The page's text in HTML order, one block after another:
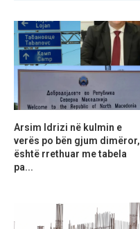
Arsim Idrizi në kulmin e
verës po bën gjum dimëror,
është rrethuar me tabela
pa...